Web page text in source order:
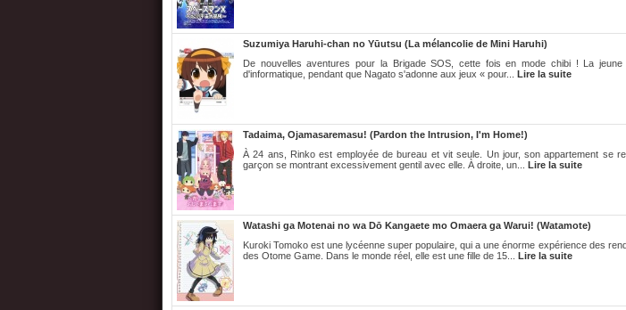
Suzumiya Haruhi-chan no Yūutsu (La mélancolie de Mini Haruhi)
De nouvelles aventures pour la Brigade SOS, cette fois en mode chibi ! La
d'informatique, pendant que Nagato s'adonne aux jeux « pour... Lire la suite
Tadaima, Ojamasaremasu! (Pardon the Intrusion, I'm Home!)
À 24 ans, Rinko est employée de bureau et vit seule. Un jour, son appartement se
garçon se montrant excessivement gentil avec elle. À droite, un... Lire la suite
Watashi ga Motenai no wa Dō Kangaete mo Omaera ga Warui! (Watamote)
Kuroki Tomoko est une lycéenne super populaire, qui a une énorme expérience des
des Otome Game. Dans le monde réel, elle est une fille de 15... Lire la suite